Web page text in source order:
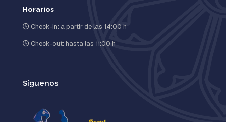
Horarios
Check-in: a partir de las 14:00 h
Check-out: hasta las 11:00 h
Síguenos